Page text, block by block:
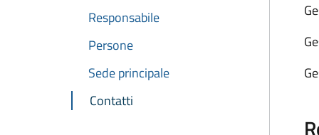
Responsabile
Persone
Sede principale
Contatti